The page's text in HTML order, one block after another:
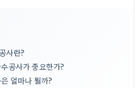
사란?
공사가 중요한가?
얼마나 될까?